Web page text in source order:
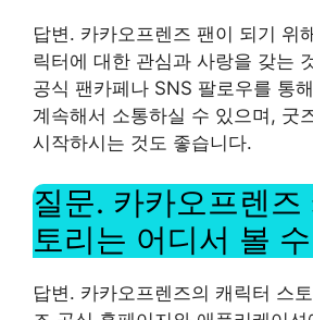
답변. 카카오프렌즈 팬이 되기 위
릭터에 대한 관심과 사랑을 갖는
공식 팬카페나 SNS 팔로우를 통
계속해서 소통하실 수 있으며, 굿
시작하시는 것도 좋습니다.
질문. 카카오프렌즈
토리는 어디서 볼
답변. 카카오프렌즈의 캐릭터 스